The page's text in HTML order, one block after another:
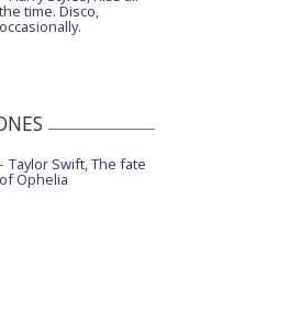
the time. Disco,
occasionally.
Taylor Swift, The fate
of Ophelia